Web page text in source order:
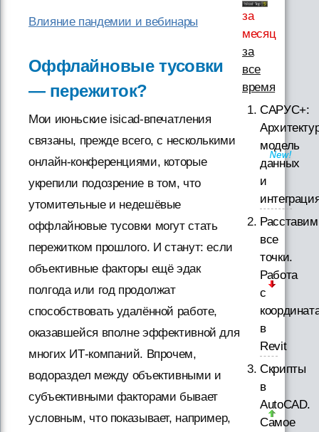
Влияние пандемии и вебинары
Оффлайновые тусовки
— пережиток?
Мои июньские isicad-впечатления
связаны, прежде всего, с несколькими
онлайн-конференциями, которые
укрепили подозрение в том, что
утомительные и недешёвые
оффлайновые тусовки могут стать
пережитком прошлого. И станут: если
объективные факторы ещё эдак
полгода или год продолжат
способствовать удалённой работе,
оказавшейся вполне эффективной для
многих ИТ-компаний. Впрочем,
водораздел между объективными и
субъективными факторами бывает
условным, что показывает, например,
за
месяц
за
все
время
САРУС+:
модель
данных
и
Расставим
все
точки.
Работа
с
в
Revit
Скрипты
в
AutoCAD.
Самое